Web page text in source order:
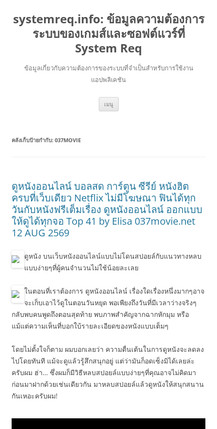
systemreq.info: ข้อมูลความต้องการ
ระบบของเกมส์และซอฟต์แวร์ที่
System Req
ข้อมูลเกี่ยวกับความต้องการของระบบที่จำเป็นสำหรับการใช้งาน
แอปพลิเคชัน
เมนู ข้าม
ยัง
คลังเก็บป้ายกำกับ: 037MOVIE
ดูหนังออนไลน์ บอลสด การ์ตูน ซีรีย์ หนังฮิต
ครบที่เว็บเดียว Netflix ไม่มีโฆษณา ฟินได้ทุก
วันกับหนังฟรีเต็มเรื่อง ดูหนังออนไลน์ ออกแบบ
ให้ดูได้ทุกจอ Top 41 by Elisa 037movie.net
12 AUG 2569
ดูหนัง บนเว็บหนังออนไลน์แบบไม่โดนสปอยล์กับแนวทางหลบ
แบบง่ายๆที่ผู้คนจำนวนไม่ใช้น้อยละเลย
ในตอนที่เราต้องการ ดูหนังออนไลน์ เรื่องใดเรื่องหนึ่งมากๆอาจ
จะเก็บเอาไว้ดูในตอนวันหยุด พอเพียงถึงวันที่มีเวลาว่างจริงๆ
กลับพบคนพูดถึงตอนสุดท้าย พบภาพสำคัญจากฉากหักมุม หรือ
แม้แต่ความเห็นที่บอกใบ้รายละเอียดของหนังแบบเต็มๆ
โดยไม่ตั้งใจก็ตาม ผมบอกเลยว่า ความตื่นเต้นในการดูหนังจะลดลง
ไปโดยทันที แม้จะดูแล้วรู้สึกสนุกอยู่ แต่ว่ามันก็อดเซ็งมิได้เลยล่ะ
ครับผม ฮ่า… ซึ่งผมก็มีวิธีหลบสปอยล์แบบง่ายๆที่คุณอาจไม่คิดมา
ก่อนมาฝากด้วยเช่นเดียวกัน มาหลบสปอยล์แล้วดูหนังให้สนุกสนาน
กันเหอะครับผม!